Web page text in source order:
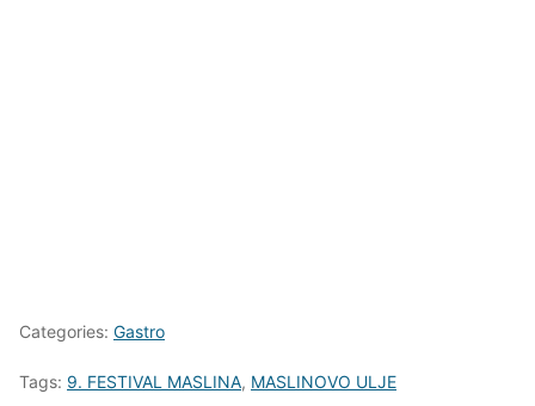
Categories: Gastro
Tags: 9. FESTIVAL MASLINA, MASLINOVO ULJE